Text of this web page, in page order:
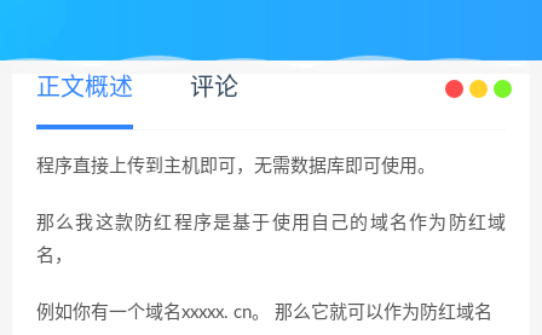
正文概述 评论
程序直接上传到主机即可，无需数据库即可使用。
那么我这款防红程序是基于使用自己的域名作为防红域
名，
例如你有一个域名xxxxx. cn。 那么它就可以作为防红域名